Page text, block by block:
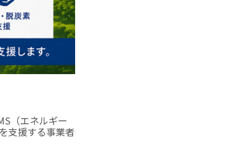
（エネルギー
支援する事業者